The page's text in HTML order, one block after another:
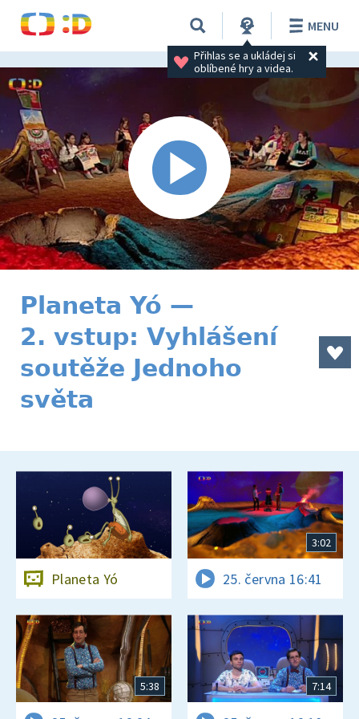
Přihlas se a ukládej si
oblíbené hry a videa.
MENU
Planeta Yó —
2. vstup: Vyhlášení
soutěže Jednoho
světa
Planeta Yó
3:02
25. června 16:41
5:38 7:14